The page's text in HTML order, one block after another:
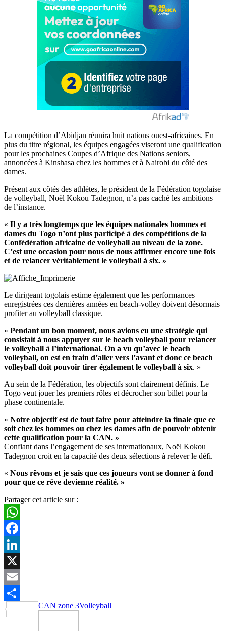
La compétition d’Abidjan réunira huit nations ouest-africaines. En
plus du titre régional, les équipes engagées viseront une qualification
pour les prochaines Coupes d’Afrique des Nations seniors,
annoncées à Kinshasa chez les hommes et à Nairobi du côté des
dames.
Présent aux côtés des athlètes, le président de la Fédération togolaise
de volleyball, Noël Kokou Tadegnon, n’a pas caché les ambitions
de l’instance.
« Il y a très longtemps que les équipes nationales hommes et
dames du Togo n’ont plus participé à des compétitions de la
Confédération africaine de volleyball au niveau de la zone.
C’est une occasion pour nous de nous affirmer encore une fois
et de relancer véritablement le volleyball à six. »
Le dirigeant togolais estime également que les performances
enregistrées ces dernières années en beach-volley doivent désormais
profiter au volleyball classique.
« Pendant un bon moment, nous avions eu une stratégie qui
consistait à nous appuyer sur le beach volleyball pour relancer
le volleyball à l’international. On a vu qu’avec le beach
volleyball, on est en train d’aller vers l’avant et donc ce beach
volleyball doit pouvoir tirer également le volleyball à six. »
Au sein de la Fédération, les objectifs sont clairement définis. Le
Togo veut jouer les premiers rôles et décrocher son billet pour la
phase continentale.
« Notre objectif est de tout faire pour atteindre la finale que ce
soit chez les hommes ou chez les dames afin de pouvoir obtenir
cette qualification pour la CAN. »
Confiant dans l’engagement de ses internationaux, Noël Kokou
Tadegnon croit en la capacité des deux sélections à relever le défi.
« Nous rêvons et je sais que ces joueurs vont se donner à fond
pour que ce rêve devienne réalité. »
Partager cet article sur :
WhatsApp
Facebook
LinkedIn
X
Email
Partager
CAN zone 3Volleyball